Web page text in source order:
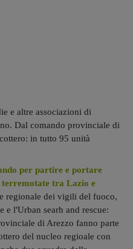
e altre associazioni di
Dal comando provinciale di
in tutto 95 unità
per partire e portare
terremotate tra Lazio e
regionale dei vigili del fuoco,
l'Urban searh and rescue:
di Arezzo fanno parte
del nucleo regioale con